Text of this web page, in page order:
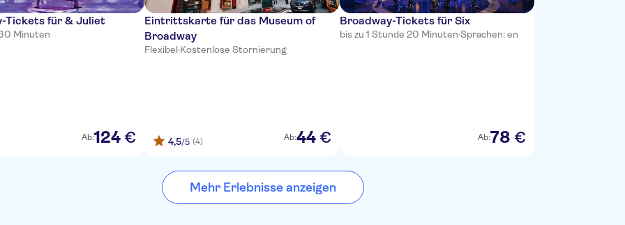
Tickets für & Juliet
Minuten
Ab:124 €
Eintrittskarte für das Museum of
Broadway
Flexibel·Kostenlose Stornierung
4,5/5 (4) Ab:44 €
Broadway-Tickets für Six
bis zu 1 Stunde 20 Minuten·Sprachen: en
Ab:78 €
Mehr Erlebnisse anzeigen